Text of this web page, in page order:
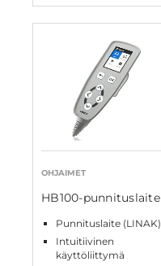
OHJAIMET
HB100-punnituslaite
Punnituslaite (LINAK)
Intuitiivinen
käyttöliittymä